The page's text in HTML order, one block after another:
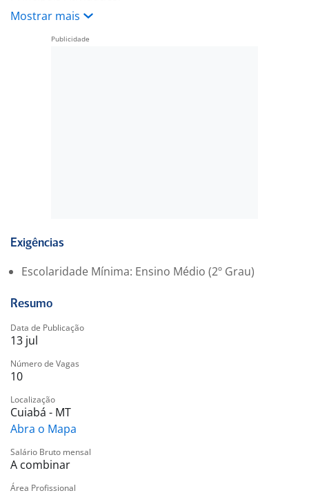
• Limpeza e conservação de todas as áreas do cinema;
comuns);
Benefícios:
• VR
• Plano Odontológico (Opcional)
• Seguro de vida
• Parceira Wellhub (Gympass)
• Ingressos semanalmente para os nossos Cinemas
• Desconto em produtos da Bomboniere (combo
funcionário)
• Galena - Plataforma de ensino com acesso a cursos
gratuitos e/ou com descontos.
• Open English
Mostrar mais
Exigências
Escolaridade Mínima: Ensino Médio (2º Grau)
Resumo
Data de Publicação
13 jul
Número de Vagas
10
Localização
Cuiabá - MT
Abra o Mapa
Salário Bruto mensal
A combinar
Área Profissional